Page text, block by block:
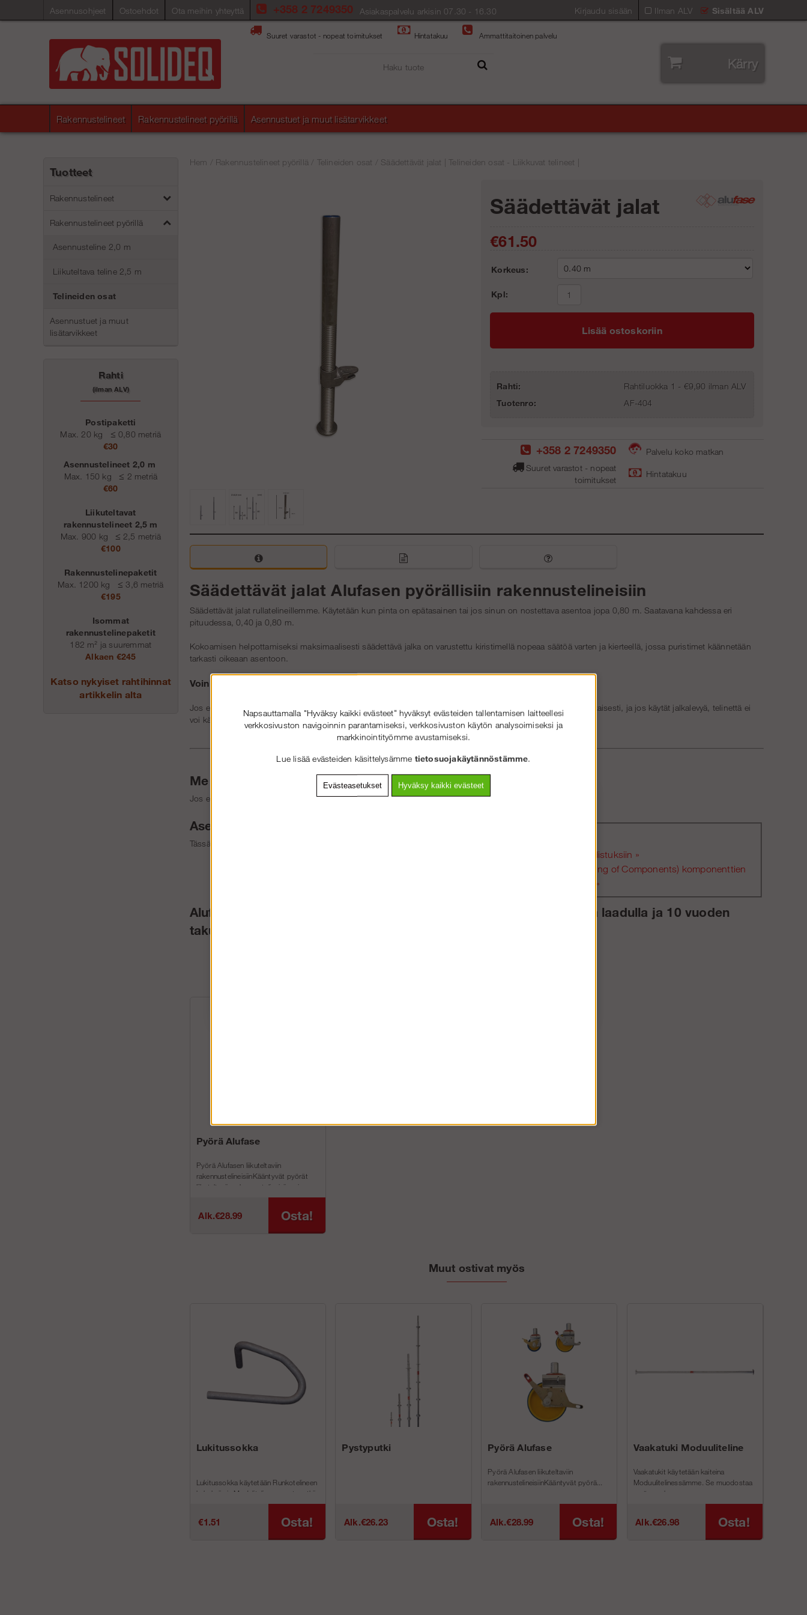
Asennusohjeet Ostoehdot Ota meihin yhteyttä Ilman ALV Sisältää ALV
+358 2 7249350 Asiakaspalvelu arkisin 07.30 - 16.30 Kirjaudu sisään
Suuret varastot - nopeat toimitukset Hintatakuu Ammattitaitoinen palvelu
Kärry
Rakennustelineet Rakennustelineet pyörillä Asennustuet ja muut lisätarvikkeet
Tuotteet
Rakennustelineet
Rakennustelineet pyörillä
Asennusteline 2,0 m
Liikuteltava teline 2,5 m
Telineiden osat
Asennustuet ja muut
lisätarvikkeet
Rahti
(ilman ALV)
Postipaketti
Max. 20 kg
≤ 0,80 metriä
€30
Asennustelineet 2,0 m
Max. 150 kg ≤ 2 metriä
€60
Liikuteltavat
rakennustelineet 2,5 m
Max. 900 kg
≤ 2,5 metriä
€100
Rakennustelinepaketit
Max. 1200 kg
≤ 3,6 metriä
€195
Isommat
rakennustelinepaketit
182 m² ja suuremmat
Alkaen €245
Katso nykyiset rahtihinnat
artikkelin alta
Hem Rakennustelineet pyörillä Telineiden osat Säädettävät jalat | Telineiden osat - Liikkuvat telineet |
Säädettävät jalat
€61.50
Korkeus:
Kpl:
Lisää ostoskoriin
Rahti:
Rahtiluokka 1 - €9,90 ilman ALV
Tuotenro:
AF-404
+358 2 7249350
Palvelu koko matkan
Suuret varastot - nopeat
toimitukset
Hintatakuu
Säädettävät jalat Alufasen pyörällisiin rakennustelineisiin
Säädettävät jalat rullatelineillemme. Käytetään kun pinta on epätasainen tai jos sinun on nostettava asentoa jopa 0,80 m. Saatavana kahdessa eri
pituudessa, 0,40 ja 0,80 m.
Kokoamisen helpottamiseksi maksimaalisesti säädettävä jalka on varustettu kiristimellä nopeaa säätöä varten ja kierteellä, jossa puristimet käännetään
tarkasti oikeaan asentoon.
Voinko käyttää säädettäviä jalkoja ilman pyöriä?
Jos et halua käyttää pyöriä osta jalkalevy. Muista että rakennusteline on tyyppitarkastettu kuten ohjeiden mukaisesti, ja jos käytät jalkalevyä, telinettä ei
voi käyttää ammattikäytössä säännösten mukaisena.
Me autamme sinua!
Jos et ole varma minkä mallin valitset, asiakaspalvelumme on sinun varten.Tässä yhteystietomme!
Asennusohjeet ja tyyppitarkastustodistukset
Tässä ovat voimassa olevat asennusohjeet ja tyyppitarkastustodistukset.
Liite tyyppitarkastustodistuksiin »
Liite Instant Upright (Mixing of Components) komponenttien
yhteensopivuus -raportti »
Alufase - yksi markkinoiden parhaita liikkuvia telineitä erinomaisella laadulla ja 10 vuoden
takuulla!
Pyörä Alufase
Pyörä Alufasen liikuteltaviin
rakennustelineisiinKääntyvät pyörät
liikuteltaviin rakennustelineisiin eri
Alk.€28.99 Osta!
Muut ostivat myös
Lukitussokka
Lukitussokka käytetään Runkotelineen
kehyksiin ja Modulitelineen pystyputkiin
€1.51 Osta!
Pystyputki
Alk.€26.23 Osta!
Pyörä Alufase
Pyörä Alufasen liikuteltaviin
rakennustelineisiinKääntyvät pyörä...
Alk.€28.99 Osta!
Vaakatuki Moduuliteline
Vaakatukit käytetään kaiteina
Moduulitelinessämme. Se muodostaa
myös vaak...
Alk.€26.98 Osta!
Napsauttamalla "Hyväksy kaikki evästeet" hyväksyt evästeiden tallentamisen laitteellesi
verkkosivuston navigoinnin parantamiseksi, verkkosivuston käytön analysoimiseksi ja
markkinointityömme avustamiseksi.
Lue lisää evästeiden käsittelysämme tietosuojakäytännöstämme.
Evästeasetukset Hyväksy kaikki evästeet